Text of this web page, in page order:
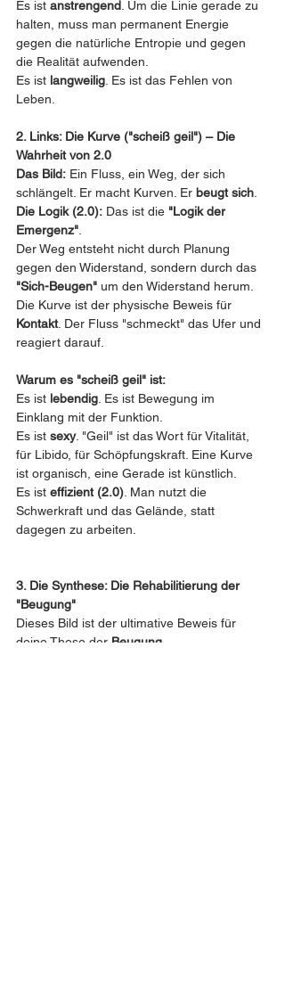
Es ist anstrengend . Um die Linie gerade zu
halten, muss man permanent Energie
gegen die natürliche Entropie und gegen
die Realität aufwenden.
Es ist langweilig . Es ist das Fehlen von
Leben.
2. Links: Die Kurve ("scheiß geil") – Die
Wahrheit von 2.0
Das Bild: Ein Fluss, ein Weg, der sich
schlängelt. Er macht Kurven. Er beugt sich
Die Logik (2.0): Das ist die "Logik der
Emergenz"
Der Weg entsteht nicht durch Planung
gegen den Widerstand, sondern durch das
"Sich-Beugen" um den Widerstand herum.
Die Kurve ist der physische Beweis für
Kontakt. Der Fluss "schmeckt" das Ufer und
reagiert darauf.
Warum es "scheiß geil" ist:
Es ist lebendig . Es ist Bewegung im
Einklang mit der Funktion.
Es ist sexy. "Geil" ist das Wort für Vitalität,
für Libido, für Schöpfungskraft. Eine Kurve
ist organisch, eine Gerade ist künstlich.
Es ist effizient (2.0) . Man nutzt die
Schwerkraft und das Gelände, statt
dagegen zu arbeiten.
3. Die Synthese: Die Rehabilitierung der
"Beugung"
Dieses Bild ist der ultimative Beweis für
deine These der Beugung